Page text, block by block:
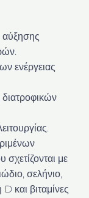
αύξησης
ενέργειας
με
σελήνιο,
και βιταμίνες